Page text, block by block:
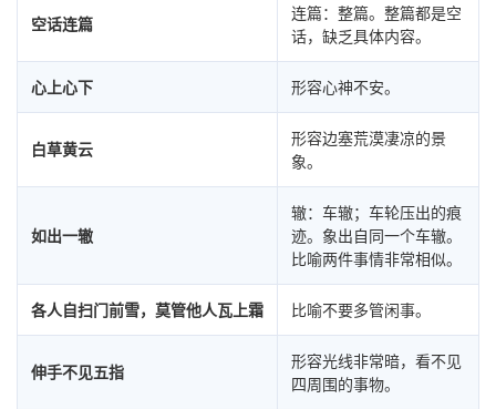
空话连篇
连篇：整篇。整篇都是空
话，缺乏具体内容。
心上心下 形容心神不安。
白草黄云
形容边塞荒漠凄凉的景
象。
如出一辙
辙：车辙；车轮压出的痕
迹。象出自同一个车辙。
比喻两件事情非常相似。
各人自扫门前雪，莫管他人瓦上霜 比喻不要多管闲事。
伸手不见五指
形容光线非常暗，看不见
四周围的事物。